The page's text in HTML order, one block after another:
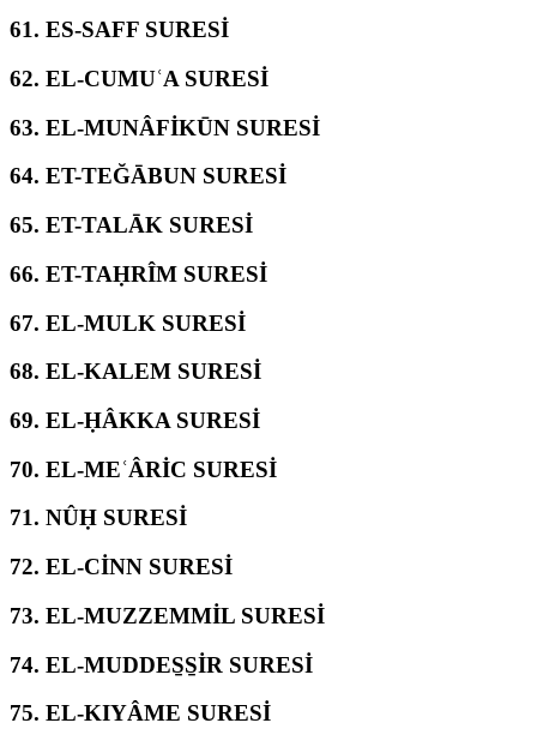
61. ES-SAFF SURESİ
62. EL-CUMUʿA SURESİ
63. EL-MUNÂFİKŪN SURESİ
64. ET-TEĞĀBUN SURESİ
65. ET-TALĀK SURESİ
66. ET-TAḤRÎM SURESİ
67. EL-MULK SURESİ
68. EL-KALEM SURESİ
69. EL-ḤÂKKA SURESİ
70. EL-MEʿÂRİC SURESİ
71. NÛḤ SURESİ
72. EL-CİNN SURESİ
73. EL-MUZZEMMİL SURESİ
74. EL-MUDDES̱S̱İR SURESİ
75. EL-KIYÂME SURESİ